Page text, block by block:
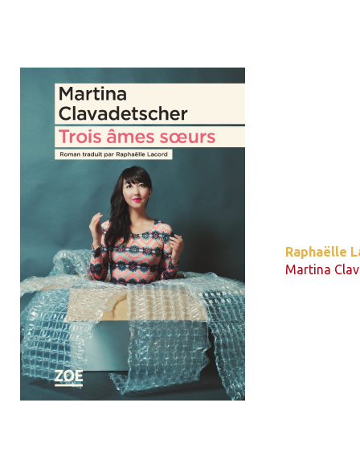
Raphaëlle
Martina